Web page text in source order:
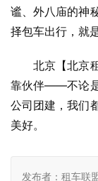
谧、外八庙的神
择包车出行，就
北京【北京租
靠伙伴——不论
公司团建，我们
美好。
发布者：租车联